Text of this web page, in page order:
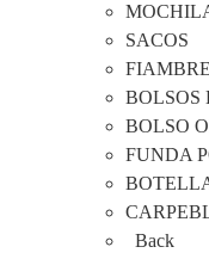
SACOS
BOLSOS
BOLSO
FUNDA
Back